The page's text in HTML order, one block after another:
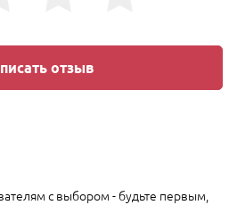
с выбором - будьте первым,
отзыв